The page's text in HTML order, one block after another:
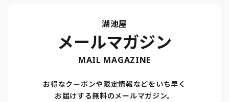
湖池屋
メールマガジン
MAIL MAGAZINE
お得なクーポンや限定情報などをいち早く
お届けする無料のメールマガジン。